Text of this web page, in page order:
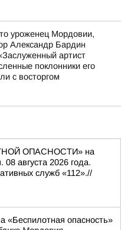
уроженец Мордовии,
Александр Бардин
артист
поклонники его
с восторгом
ОПАСНОСТИ» на
августа 2026 года.
служб «112».//
«Беспилотная опасность»